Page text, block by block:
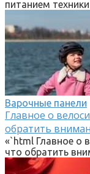
питанием
Варочные панели
Главное о
обратить
«`html Главное о
что обратить